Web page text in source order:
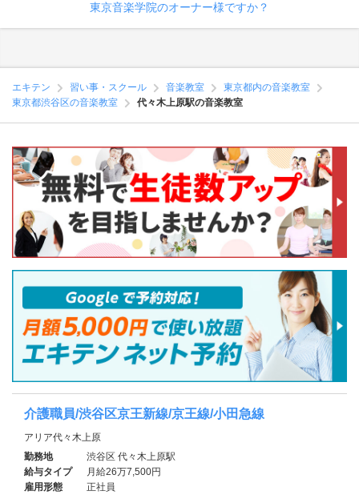
東京音楽学院のオーナー様ですか？
エキテン 習い事・スクール 音楽教室
東京都内の音楽教室
東京都渋谷区の音楽教室
代々木上原駅の音楽教室
介護職員/渋谷区京王新線/京王線/小田急線
アリア代々木上原
勤務地
渋谷区 代々木上原駅
給与タイプ
月給26万7,500円
雇用形態
正社員